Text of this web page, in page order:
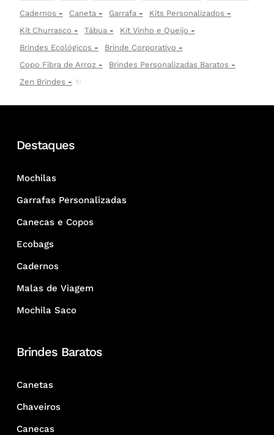
Cadernos
Caneta Garrafa
Kits Personalizados
Kit Churrasco
Tábua
Kit Vinho e Queijo
Brindes Ecológicos
Brinde Corporativo
Copo Fibra de Arroz
Brindes Personalizadas Baratos
Zen Brindes
✨
Destaques
Mochilas
Garrafas Personalizadas
Canecas e Copos
Ecobags
Cadernos
Malas de Viagem
Mochila Saco
Brindes Baratos
Canetas
Chaveiros
Canecas